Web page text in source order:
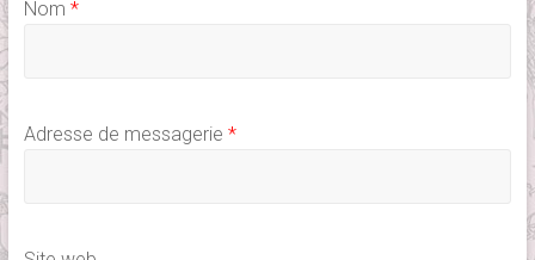
Nom *
Adresse de messagerie *